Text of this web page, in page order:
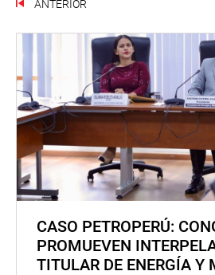
ANTERIOR
CASO PETROPERÚ:
PROMUEVEN
TITULAR DE ENERGÍA Y